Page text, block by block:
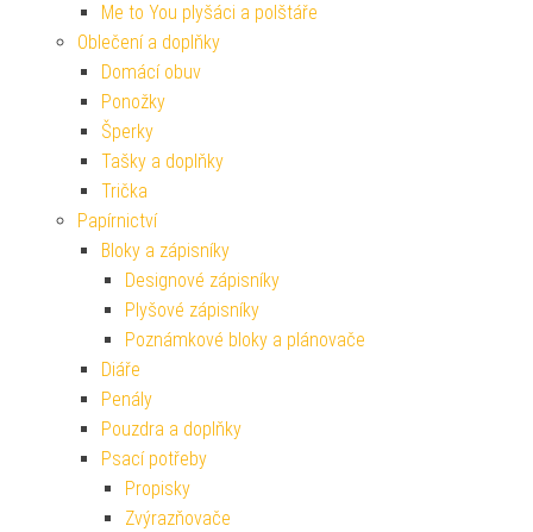
Me to You plyšáci a polštáře
Oblečení a doplňky
Domácí obuv
Ponožky
Šperky
Tašky a doplňky
Trička
Papírnictví
Bloky a zápisníky
Designové zápisníky
Plyšové zápisníky
Poznámkové bloky a plánovače
Diáře
Penály
Pouzdra a doplňky
Psací potřeby
Propisky
Zvýrazňovače